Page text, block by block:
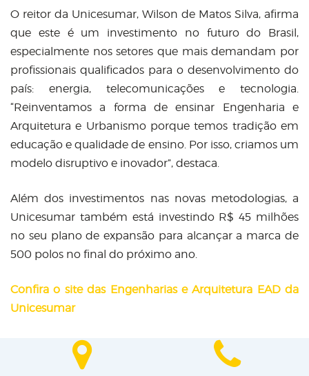
O reitor da Unicesumar, Wilson de Matos Silva, afirma
que este é um investimento no futuro do Brasil,
especialmente nos setores que mais demandam por
profissionais qualificados para o desenvolvimento do
país: energia, telecomunicações e tecnologia.
“Reinventamos a forma de ensinar Engenharia e
Arquitetura e Urbanismo porque temos tradição em
educação e qualidade de ensino. Por isso, criamos um
modelo disruptivo e inovador”, destaca.
Além dos investimentos nas novas metodologias, a
Unicesumar também está investindo R$ 45 milhões
no seu plano de expansão para alcançar a marca de
500 polos no final do próximo ano.
Confira o sitedas Engenharias e Arquitetura EAD da
Unicesumar